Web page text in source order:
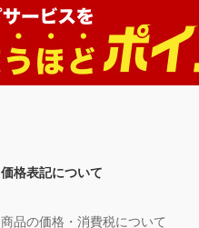
価格表記について
商品の価格・消費税について